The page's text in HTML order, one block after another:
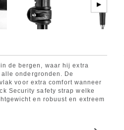
▶
de bergen, waar hij extra
ondergronden. De
voor extra comfort wanneer
Security safety strap welke
en robuust en extreem